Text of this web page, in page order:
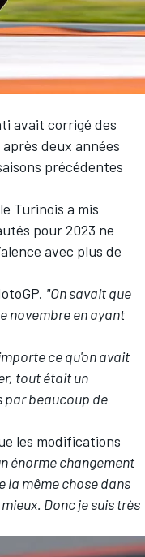
avait corrigé des
deux années
précédentes
Turinois a mis
pour 2023 ne
avec plus de
"On savait que
novembre en ayant
ce qu'on avait
tout était un
par beaucoup de
les modifications
énorme changement
la même chose dans
Donc je suis très